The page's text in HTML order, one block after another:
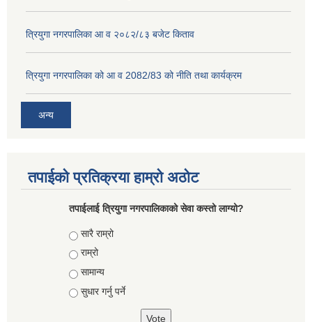
त्रियुगा नगरपालिका आ व २०८२/८३ बजेट किताव
त्रियुगा नगरपालिका को आ व 2082/83 को नीति तथा कार्यक्रम
अन्य
तपाईको प्रतिक्रया हाम्रो अठोट
तपाईलाई त्रियुगा नगरपालिकाको सेवा कस्तो लाग्यो?
Choices
सारै राम्रो
राम्रो
सामान्य
सुधार गर्नु पर्ने